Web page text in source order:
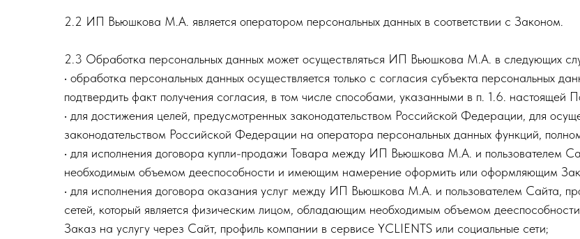
2.2 ИП Вьюшкова М.А. является оператором персональных данных в соответствии с Законом.
2.3 Обработка персональных данных может осуществляться ИП Вьюшкова М.А. в следующих
• обработка персональных данных осуществляется только с согласия субъекта персональных
подтвердить факт получения согласия, в том числе способами, указанными в п. 1.6. настоящей
• для достижения целей, предусмотренных законодательством Российской Федерации, для
законодательством Российской Федерации на оператора персональных данных функций,
• для исполнения договора купли-продажи Товара между ИП Вьюшкова М.А. и пользователем
необходимым объемом дееспособности и имеющим намерение оформить или оформляющим
• для исполнения договора оказания услуг между ИП Вьюшкова М.А. и пользователем Сайта,
сетей, который является физическим лицом, обладающим необходимым объемом
Заказ на услугу через Сайт, профиль компании в сервисе YCLIENTS или социальные сети;